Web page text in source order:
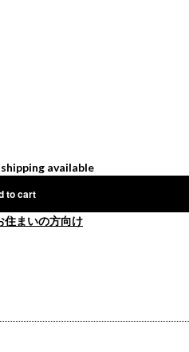
available
to cart
住まいの方向け